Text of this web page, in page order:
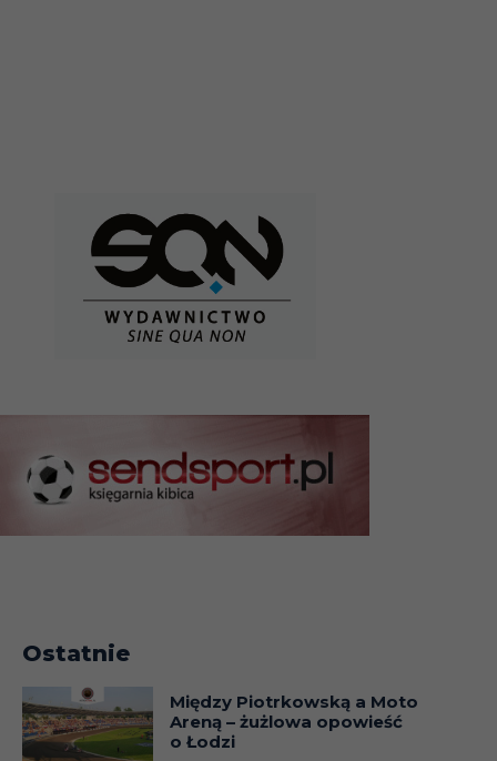
Ostatnie
Między Piotrkowską a Moto
Areną – żużlowa opowieść
o Łodzi